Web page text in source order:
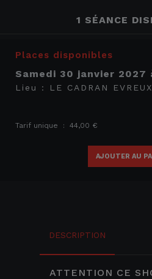
1 SÉANCE
Places disponibles
samedi 30 janvier 2027
Lieu : LE CADRAN EVREUX
Tarif unique : 44,00 €
AJOUTER AU
DESCRIPTION
ATTENTION CE